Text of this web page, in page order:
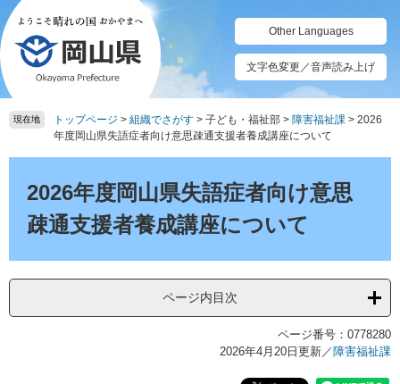
ペ
ー
ジ
の
先
頭
メ
ニ
ュ
ー
を
飛
て
Other Languages
文字色変更／音声読み上げ
現在地 トップページ > 組織でさがす > 子ども・福祉部 > 障害福祉課 > 2026
年度岡山県失語症者向け意思疎通支援者養成講座について
2026年度岡山県失語症者向け意思
疎通支援者養成講座について
ページ内目次
ページ番号：0778280
2026年4月20日更新／ 障害福祉課